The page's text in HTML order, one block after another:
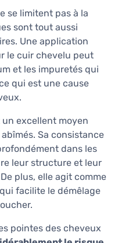
se limitent pas à la
sont tout aussi
Une application
le cuir chevelu peut
et les impuretés qui
qui est une cause
un excellent moyen
Sa consistance
dans les
leur structure et leur
plus, elle agit comme
facilite le démêlage
pointes des cheveux